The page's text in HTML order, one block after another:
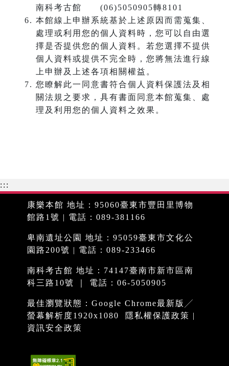
南科考古館 (06)5050905轉8101
本館線上申辦系統基於上述原因而需蒐集、
處理或利用您的個人資料時，您可以自由選
擇是否提供您的個人資料。若您選擇不提供
個人資料或提供不完全時，您將無法進行線
上申辦及上述各項相關權益。
您瞭解此一同意書符合個人資料保護法及相
關法規之要求，具有書面同意本館蒐集、處
理及利用您的個人資料之效果。
:::
康樂本館 地址：95060臺東市豐田里博物
館路1號 | 電話：089-381166
卑南遺址公園 地址：95059臺東市文化公
園路200號 | 電話：089-233466
南科考古館 地址：74147臺南市新市區南
科三路10號 ｜ 電話：06-5050905
最佳瀏覽狀態：Google Chrome最新版╱
螢幕解析度1920x1080
隱私權保護政策 |
資訊安全政策